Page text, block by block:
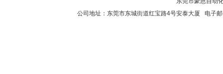
公司地址：东莞市东城街道红宝路4号安泰大厦 电子